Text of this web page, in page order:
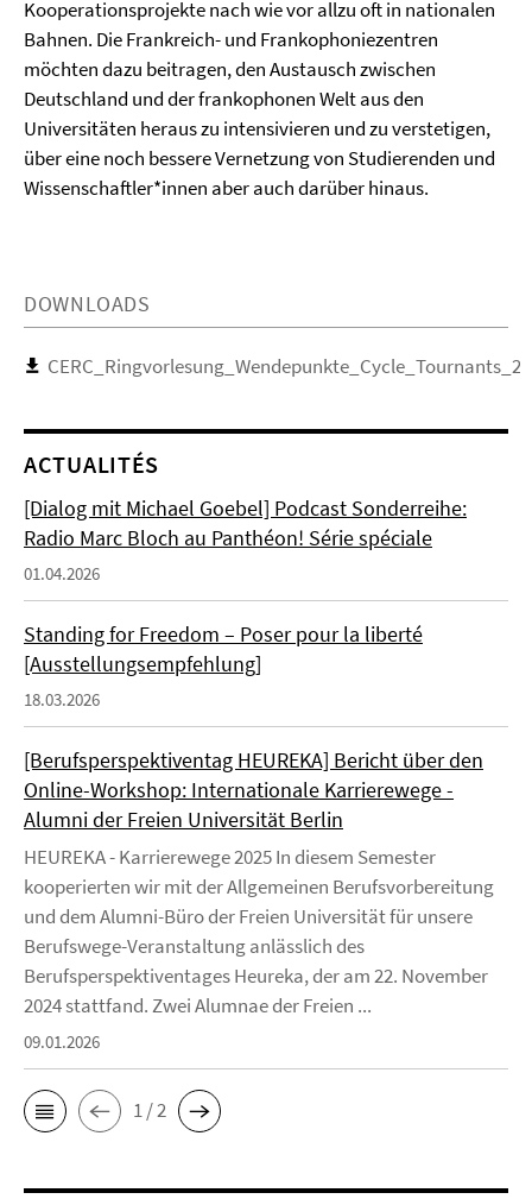
Kooperationsprojekte nach wie vor allzu oft in nationalen
Bahnen. Die Frankreich- und Frankophoniezentren
möchten dazu beitragen, den Austausch zwischen
Deutschland und der frankophonen Welt aus den
Universitäten heraus zu intensivieren und zu verstetigen,
über eine noch bessere Vernetzung von Studierenden und
Wissenschaftler*innen aber auch darüber hinaus.
DOWNLOADS
ACTUALITÉS
[Dialog mit Michael Goebel] Podcast Sonderreihe:
Radio Marc Bloch au Panthéon! Série spéciale
01.04.2026
Standing for Freedom – Poser pour la liberté
[Ausstellungsempfehlung]
18.03.2026
[Berufsperspektiventag HEUREKA] Bericht über den
Online-Workshop: Internationale Karrierewege -
Alumni der Freien Universität Berlin
HEUREKA - Karrierewege 2025 In diesem Semester
kooperierten wir mit der Allgemeinen Berufsvorbereitung
und dem Alumni-Büro der Freien Universität für unsere
Berufswege-Veranstaltung anlässlich des
Berufsperspektiventages Heureka, der am 22. November
2024 stattfand. Zwei Alumnae der Freien ...
09.01.2026
1 / 2